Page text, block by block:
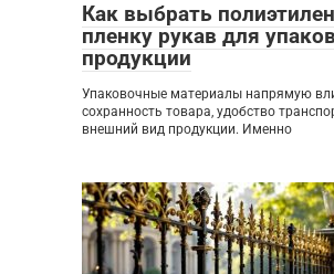
Как выбрать
пленку рукав для
продукции
Упаковочные материалы напрямую
сохранность товара, удобство
внешний вид продукции. Именно